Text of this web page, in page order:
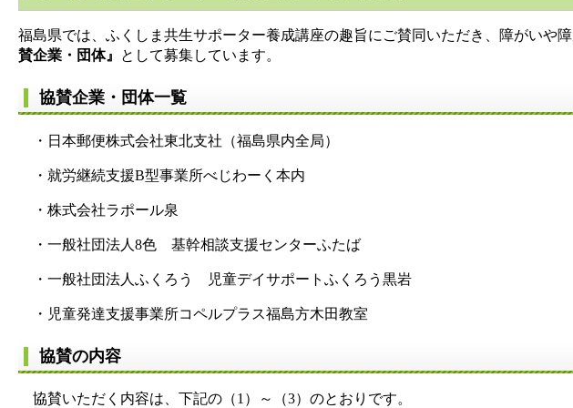
福島県では、ふくしま共生サポーター養成講座の趣旨にご賛同いただき、障がいや
賛企業・団体』
として募集しています。
協賛企業・団体一覧
・日本郵便株式会社東北支社（福島県内全局）
・就労継続支援B型事業所べじわーく本内
・株式会社ラポール泉
・一般社団法人8色 基幹相談支援センターふたば
・一般社団法人ふくろう 児童デイサポートふくろう黒岩
・児童発達支援事業所コペルプラス福島方木田教室
協賛の内容
協賛いただく内容は、下記の（1）～（3）のとおりです。